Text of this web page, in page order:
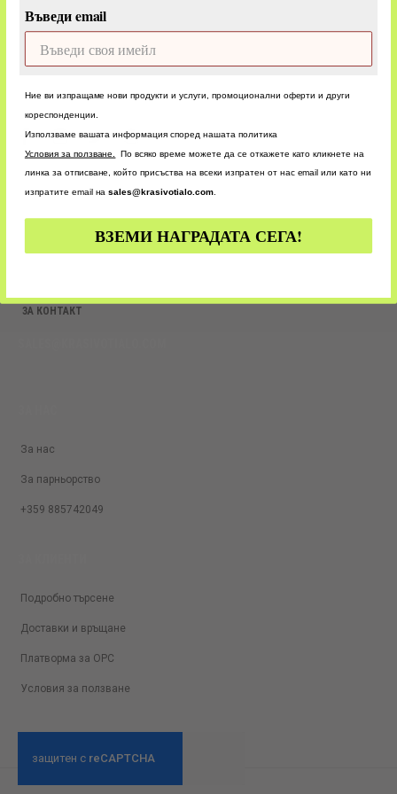
СОЦИАЛНИ. АКТИВНИ. БЛИЗО ДО ТЕБ!
f
a
c
e
b
o
i
n
s
t
a
r
t
w
i
t
t
r
a
m
a
z
o
n
Иновации В Красотата. Всеки Ден.
ЗА КОНТАКТ
За нас
За парньорство
+359 885742049
Подробно търсене
Доставки и връщане
Платворма за ОРС
Условия за ползване
Въведи email
Ние ви изпращаме нови продукти и услуги, промоционални оферти и други
кореспонденции.
Използваме вашата информация според нашата политика
Условия за ползване.
По всяко време можете да се откажете като кликнете на
линка за отписване, който присъства на всеки изпратен от нас email или като ни
изпратите email наsales@krasivotialo.com.
ВЗЕМИ НАГРАДАТА СЕГА!